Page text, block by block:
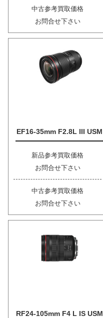
中古参考買取価格
お問合せ下さい
EF16-35mm F2.8L III USM
新品参考買取価格
お問合せ下さい
中古参考買取価格
お問合せ下さい
RF24-105mm F4 L IS USM